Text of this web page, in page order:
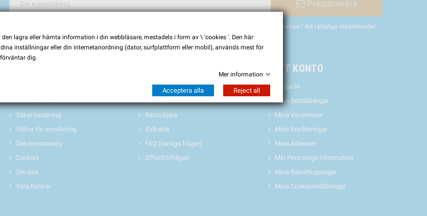
Prenumerera
Du kan avbryta prenumerationen när som helst. För detta ändamål, vänligen hitta vår kontaktinformation i det rättsliga meddelandet.
Jag godkänner villkoren och sekretesspolicyen
Frakt & Leverans
Säker betalning
Villkor för annullering
Sekretesspolicy
Cookies
Om oss
Våra butiker
Erbjudanden/REA
Nyheter
Bästsäljare
Sidkarta
FAQ (vanliga frågor)
Offertförfrågan
MITT KONTO
Logga In
Mina Beställningar
Mina Varureturer
Mina Krediteringar
Mina Adresser
Min Personliga Information
Mina Rabattkuponger
Mina Cookieinställningar
lagra eller hämta information i din webbläsare, mestadels i form av \ 'cookies '. Den här
inställningar eller din internetanordning (dator, surfplattform eller mobil), används mest för
dig.
Mer information
Acceptera alla Reject all